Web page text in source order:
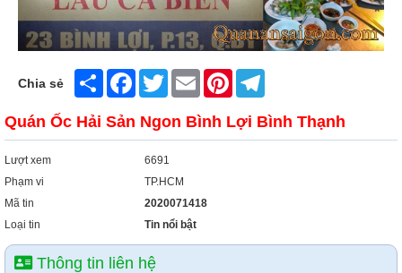
Chia sẻ Share FacebookTwitter Email Pinterest
Quán Ốc Hải Sản Ngon Bình Lợi Bình Thạnh
Lượt xem
6691
Phạm vi
TP.HCM
Mã tin
2020071418
Loại tin
Tin nổi bật
Thông tin liên hệ